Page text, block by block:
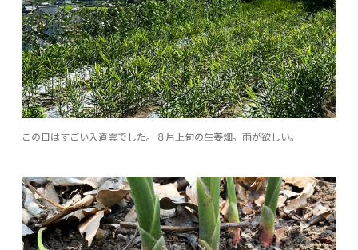
この日はすごい入道雲でした。８月上旬の生姜畑。雨が欲しい。